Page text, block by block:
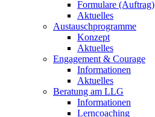
Formulare (Auftrag)
Aktuelles
Austauschprogramme
Konzept
Aktuelles
Engagement & Courage
Informationen
Aktuelles
Beratung am LLG
Informationen
Lerncoaching